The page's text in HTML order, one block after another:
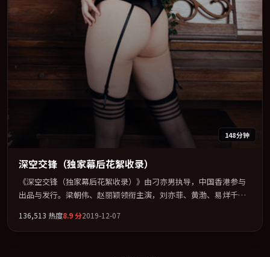
148分钟
深空交锋（独家幕后花絮收录）
《深空交锋（独家幕后花絮收录）》由刁亦男执导，中国香港参与
出品与发行。梁朝伟、赵丽颖领衔主演，刘亦菲、黄渤、易烊千玺
「动作」类型为骨架，在叙事、表演与视听上力求统一。定于
2019-07-03 在内地院线及主流平台同步亮相，2019 年度话题片中口
136,513 热度8.9分2019-12-07